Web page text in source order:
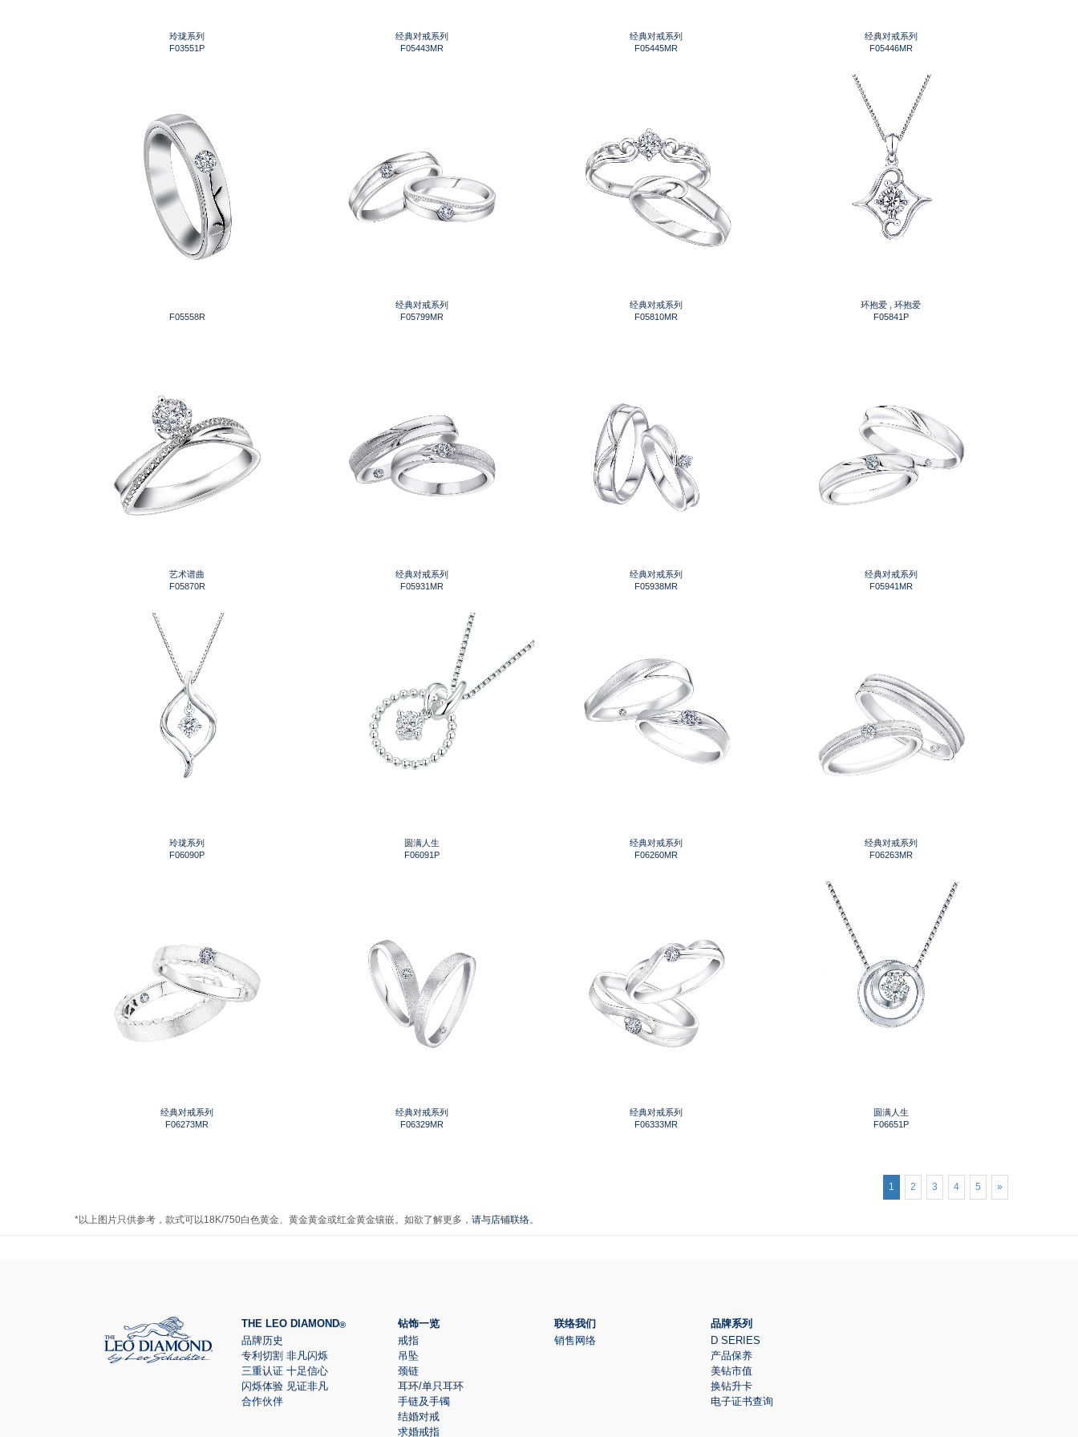
玲珑系列
F03551P
经典对戒系列
F05443MR
经典对戒系列
F05445MR
经典对戒系列
F05446MR
F05558R
经典对戒系列
F05799MR
经典对戒系列
F05810MR
环抱爱 , 环抱爱
F05841P
艺术谱曲
F05870R
经典对戒系列
F05931MR
经典对戒系列
F05938MR
经典对戒系列
F05941MR
玲珑系列
F06090P
圆满人生
F06091P
经典对戒系列
F06260MR
经典对戒系列
F06263MR
经典对戒系列
F06273MR
经典对戒系列
F06329MR
经典对戒系列
F06333MR
圆满人生
F06651P
1 2 3 4 5 »
*以上图片只供参考，款式可以18K/750白色黄金、黄金黄金或红金黄金镶嵌。如欲了解更多， 请与店铺联络。
THE LEO DIAMOND®
品牌历史
专利切割 非凡闪烁
三重认证 十足信心
闪烁体验 见证非凡
合作伙伴
钻饰一览
戒指
吊坠
颈链
耳环/单只耳环
手链及手镯
结婚对戒
求婚戒指
联络我们
销售网络
品牌系列
D SERIES
产品保养
美钻市值
换钻升卡
电子证书查询